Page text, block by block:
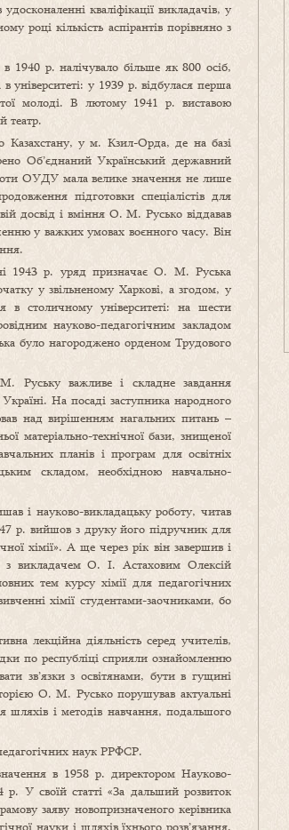
кваліфікації викладачів, у
році кількість аспірантів порівняно з
в 1940 р. налічувало більше як 800 осіб,
університеті: у 1939 р. відбулася перша
молоді. В лютому 1941 р. виставою
театр.
у м. Кзил-Орда, де на базі
Об’єднаний Український державний
ОУДУ мала велике значення не лише
підготовки спеціалістів для
досвід і вміння О. М. Русько віддавав
у важких умовах воєнного часу. Він
1943 р. уряд призначає О. М. Руська
у звільненому Харкові, а згодом, у
столичному університеті: на шести
науково-педагогічним закладом
було нагороджено орденом Трудового
М. Руську важливе і складне завдання
На посаді заступника народного
над вирішенням нагальних питань –
матеріально-технічної бази, знищеної
планів і програм для освітніх
складом, необхідною навчально-
і науково-викладацьку роботу, читав
р. вийшов з друку його підручник для
хімії». А ще через рік він завершив і
з викладачем О. І. Астаховим Олексій
тем курсу хімії для педагогічних
хімії студентами-заочниками, бо
лекційна діяльність серед учителів,
по республіці сприяли ознайомленню
зв’язки з освітянами, бути в гущині
О. М. Русько порушував актуальні
шляхів і методів навчання, подальшого
наук РРФСР.
в 1958 р. директором Науково-
р. У своїй статті «За дальший розвиток
заяву новопризначеного керівника
науки і шляхів їхнього розв’язання.